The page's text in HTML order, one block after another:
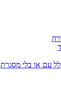
עם או בלי מסגרת